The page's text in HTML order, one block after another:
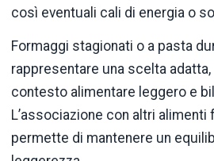
così eventuali cali di energia o
Formaggi stagionati o a pasta
rappresentare una scelta
contesto alimentare leggero e
L’associazione con altri
permette di mantenere un